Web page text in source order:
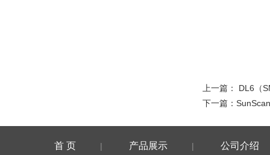
上一篇： DL6（
下一篇：
首 页 | 产品展示 | 公司介绍